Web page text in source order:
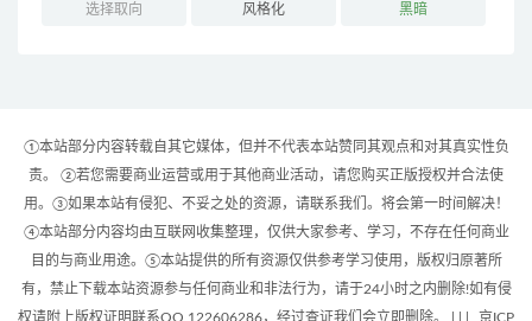
选择取向 风格化 黑暗
①本站部分内容转载自其它媒体，但并不代表本站赞同其观点和对其真实性负
责。 ②若您需要商业运营或用于其他商业活动，请您购买正版授权并合法使
用。③如果本站有侵犯、不妥之处的资源，请联系我们。将会第一时间解决！
④本站部分内容均由互联网收集整理，仅供大家参考、学习，不存在任何商业
目的与商业用途。⑤本站提供的所有资源仅供参考学习使用，版权归原著所
有，禁止下载本站资源参与任何商业和非法行为，请于24小时之内删除!如有侵
权请附上版权证明联系QQ 122606286，经过查证我们会立即删除。 | |
京ICP